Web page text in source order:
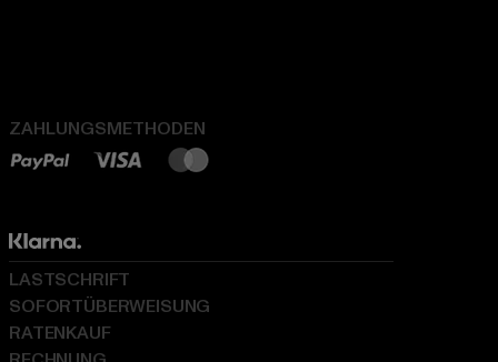
ZAHLUNGSMETHODEN
LASTSCHRIFT
SOFORTÜBERWEISUNG
RATENKAUF